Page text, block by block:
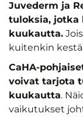
Juvederm ja
tuloksia, jotka
kuukautta.
kuitenkin
CaHA-
voivat tarjota
kuukautta.
vaikutukset